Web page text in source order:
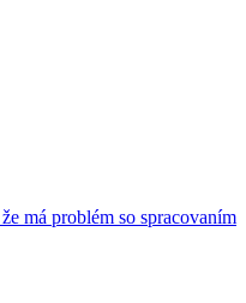
má problém so spracovaním